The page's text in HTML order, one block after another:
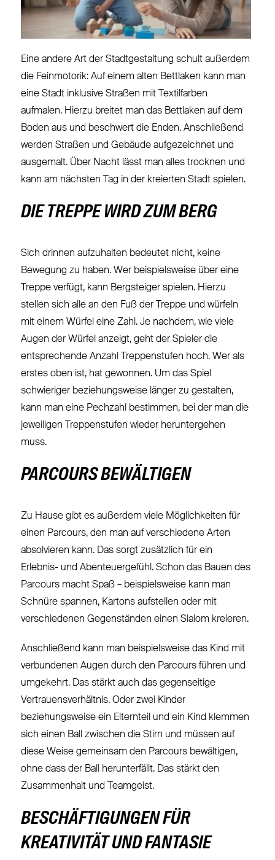
Eine andere Art der Stadtgestaltung schult außerdem
die Feinmotorik: Auf einem alten Bettlaken kann man
eine Stadt inklusive Straßen mit Textilfarben
aufmalen. Hierzu breitet man das Bettlaken auf dem
Boden aus und beschwert die Enden. Anschließend
werden Straßen und Gebäude aufgezeichnet und
ausgemalt. Über Nacht lässt man alles trocknen und
kann am nächsten Tag in der kreierten Stadt spielen.
DIE TREPPE WIRD ZUM BERG
Sich drinnen aufzuhalten bedeutet nicht, keine
Bewegung zu haben. Wer beispielsweise über eine
Treppe verfügt, kann Bergsteiger spielen. Hierzu
stellen sich alle an den Fuß der Treppe und würfeln
mit einem Würfel eine Zahl. Je nachdem, wie viele
Augen der Würfel anzeigt, geht der Spieler die
entsprechende Anzahl Treppenstufen hoch. Wer als
erstes oben ist, hat gewonnen. Um das Spiel
schwieriger beziehungsweise länger zu gestalten,
kann man eine Pechzahl bestimmen, bei der man die
jeweiligen Treppenstufen wieder heruntergehen
muss.
PARCOURS BEWÄLTIGEN
Zu Hause gibt es außerdem viele Möglichkeiten für
einen Parcours, den man auf verschiedene Arten
absolvieren kann. Das sorgt zusätzlich für ein
Erlebnis- und Abenteuergefühl. Schon das Bauen des
Parcours macht Spaß – beispielsweise kann man
Schnüre spannen, Kartons aufstellen oder mit
verschiedenen Gegenständen einen Slalom kreieren.
Anschließend kann man beispielsweise das Kind mit
verbundenen Augen durch den Parcours führen und
umgekehrt. Das stärkt auch das gegenseitige
Vertrauensverhältnis. Oder zwei Kinder
beziehungsweise ein Elternteil und ein Kind klemmen
sich einen Ball zwischen die Stirn und müssen auf
diese Weise gemeinsam den Parcours bewältigen,
ohne dass der Ball herunterfällt. Das stärkt den
Zusammenhalt und Teamgeist.
BESCHÄFTIGUNGEN FÜR
KREATIVITÄT UND FANTASIE